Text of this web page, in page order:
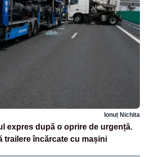
Ionuț Nichita
expres după o oprire de urgență.
trailere încărcate cu mașini